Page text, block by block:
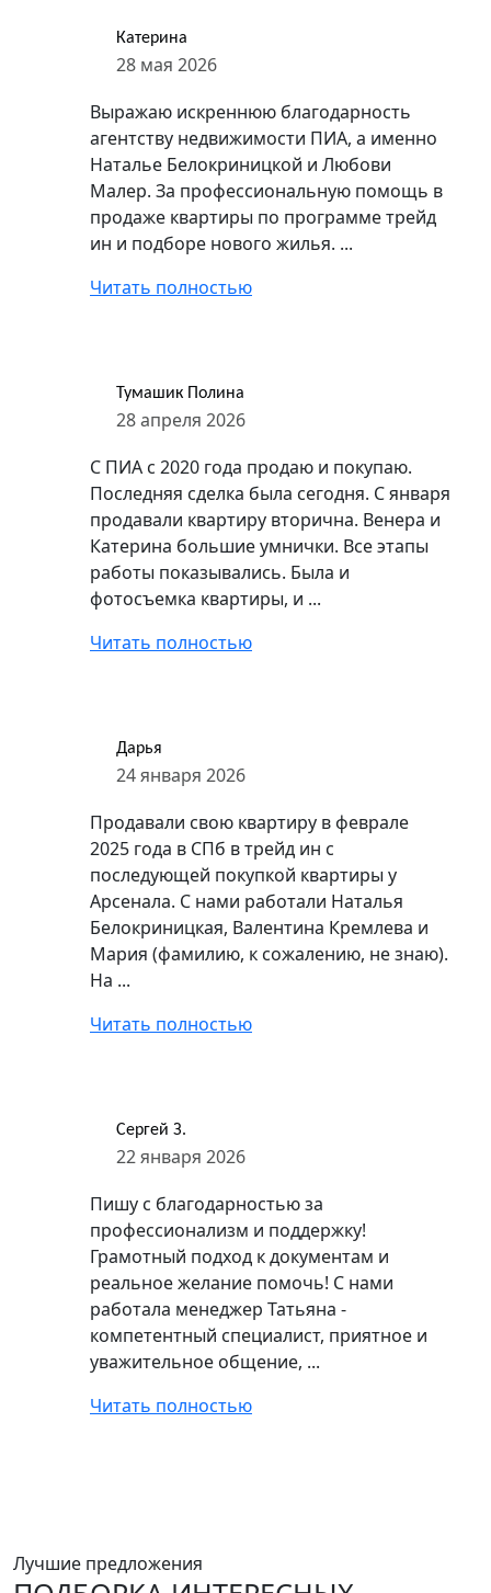
Катерина
28 мая 2026
Выражаю искреннюю благодарность
агентству недвижимости ПИА, а именно
Наталье Белокриницкой и Любови
Малер. За профессиональную помощь в
продаже квартиры по программе трейд
ин и подборе нового жилья. ...
Читать полностью
Тумашик Полина
28 апреля 2026
С ПИА с 2020 года продаю и покупаю.
Последняя сделка была сегодня. С января
продавали квартиру вторична. Венера и
Катерина большие умнички. Все этапы
работы показывались. Была и
фотосъемка квартиры, и ...
Читать полностью
Дарья
24 января 2026
Продавали свою квартиру в феврале
2025 года в СПб в трейд ин с
последующей покупкой квартиры у
Арсенала. С нами работали Наталья
Белокриницкая, Валентина Кремлева и
Мария (фамилию, к сожалению, не знаю).
На ...
Читать полностью
Сергей З.
22 января 2026
Пишу с благодарностью за
профессионализм и поддержку!
Грамотный подход к документам и
реальное желание помочь! С нами
работала менеджер Татьяна -
компетентный специалист, приятное и
уважительное общение, ...
Читать полностью
Лучшие предложения